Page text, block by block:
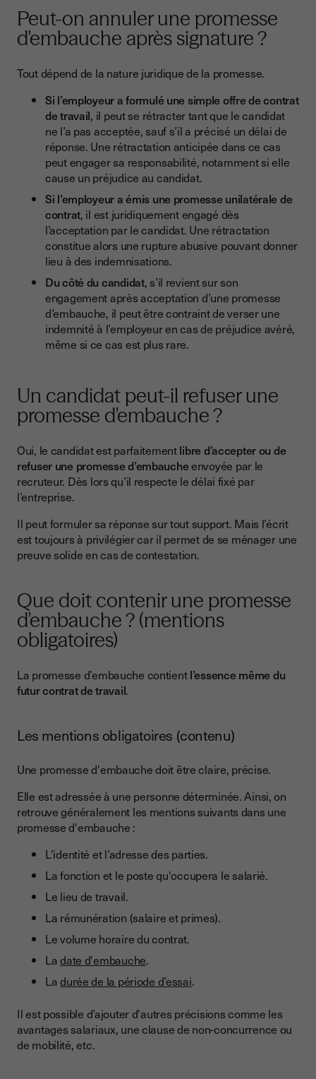
Peut-on annuler une promesse
d'embauche après signature ?
Tout dépend de la nature juridique de la promesse.
Si l’employeur a formulé une simple offre de contrat
de travail, il peut se rétracter tant que le candidat
ne l’a pas acceptée, sauf s’il a précisé un délai de
réponse. Une rétractation anticipée dans ce cas
peut engager sa responsabilité, notamment si elle
cause un préjudice au candidat.
Si l’employeur a émis une promesse unilatérale de
contrat, il est juridiquement engagé dès
l’acceptation par le candidat. Une rétractation
constitue alors une rupture abusive pouvant donner
lieu à des indemnisations.
Du côté du candidat, s’il revient sur son
engagement après acceptation d’une promesse
d’embauche, il peut être contraint de verser une
indemnité à l’employeur en cas de préjudice avéré,
même si ce cas est plus rare.
Un candidat peut-il refuser une
promesse d'embauche ?
Oui, le candidat est parfaitementlibre d’accepter ou de
refuser une promesse d’embaucheenvoyée par le
recruteur. Dès lors qu’il respecte le délai fixé par
l’entreprise.
Il peut formuler sa réponse sur tout support. Mais l’écrit
est toujours à privilégier car il permet de se ménager une
preuve solide en cas de contestation.
Que doit contenir une promesse
d'embauche ? (mentions
obligatoires)
La promesse d’embauche contientl’essence même du
futur contrat de travail.
Les mentions obligatoires (contenu)
Une promesse d'embauche doit être claire, précise.
Elle est adressée à une personne déterminée. Ainsi, on
retrouve généralement les mentions suivants dans une
promesse d'embauche :
L’identité et l’adresse des parties.
La fonction et le poste qu'occupera le salarié.
Le lieu de travail.
La rémunération (salaire et primes).
Le volume horaire du contrat.
Ladate d'embauche.
Ladurée de la période d’essai.
Il est possible d’ajouter d'autres précisions comme les
avantages salariaux, une clause de non-concurrence ou
de mobilité, etc.